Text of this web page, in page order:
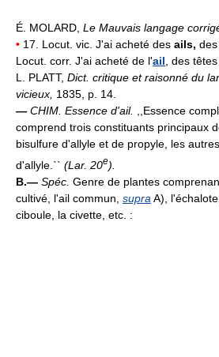
É. MOLARD, Le Mauvais langage
• 17. Locut. vic. J'ai acheté des ails, des
Locut. corr. J'ai acheté de l'ail, des
L. PLATT, Dict. critique et raisonné du
vicieux, 1835, p. 14.
— CHIM. Essence d'ail. ,,Essence
comprend trois constituants principaux
bisulfure d'allyle et de propyle, les
d'allyle.`` (Lar. 20e).
B.— Spéc. Genre de plantes
cultivé, l'ail commun, supra A),
ciboule, la civette, etc. :